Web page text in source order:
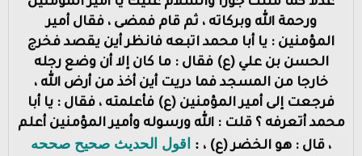
ورحمة الله وبركاته ، ثم قام فمضى ، فقال أمير
المؤمنين : يا أبا محمد اتبعه فانظر أين يقصد فخرج
الحسن بن علي (ع) فقال : ما كان إلا أن وضع رجله
خارجا من المسجد فما دريت أين أخذ من أرض الله ،
فرجعت إلى أمير المؤمنين (ع) فأعلمته ، فقال : يا أبا
محمد أتعرفه ؟ قلت : الله ورسوله وأمير المؤمنين أعلم
، قال : هو الخضر (ع) ، : اقول الحديث صحيح صححه